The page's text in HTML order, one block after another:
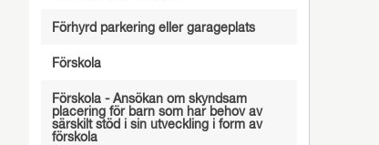
Förhyrd parkering eller garageplats
Förskola
Förskola - Ansökan om skyndsam
placering för barn som har behov av
särskilt stöd i sin utveckling i form av
förskola